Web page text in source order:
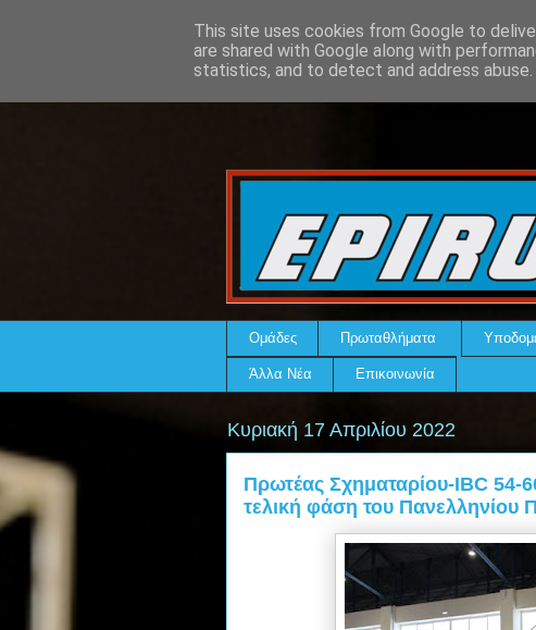
Ομάδες Πρωταθλήματα
Άλλα Νέα Επικοινωνία
Κυριακή 17 Απριλίου 2022
Πρωτέας Σχηματαρίου-IBC 54-
τελική φάση του Πανελληνίου
This site uses cookies from Google to
are shared with Google along with
statistics, and to detect and address abuse.